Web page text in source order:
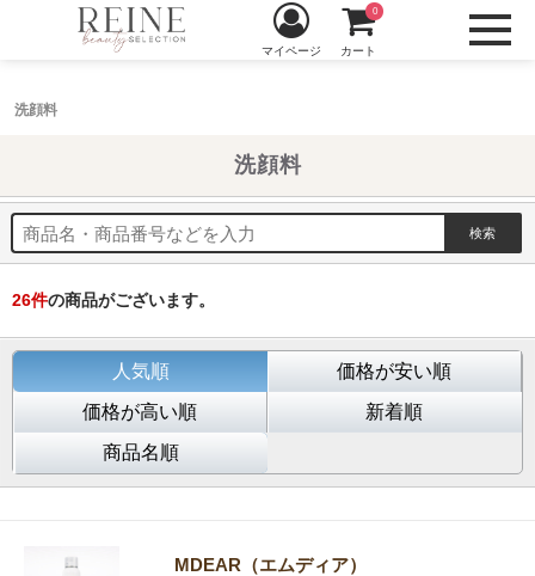
洗顔料
マイページ カート
0
洗顔料
26件の商品がございます。
人気順
価格が安い順
価格が高い順
新着順
商品名順
MDEAR（エムディア）